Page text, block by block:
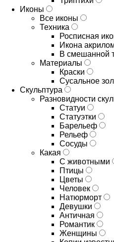
Иконы
Все иконы
Техника
Росписная
Икона
В смешанной
Материалы
Краски
Сусальное
Скульптура
Разновидности
Статуи
Статуэтки
Барельеф
Рельеф
Сосуды
Какая
С животными
Птицы
Цветы
Человек
Натюрморт
Девушки
Античная
Романтик
Женщины